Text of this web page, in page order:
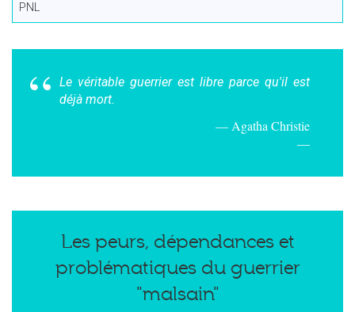
PNL
Le véritable guerrier est libre parce qu'il est
déjà mort.
Agatha Christie
Les peurs, dépendances et
problématiques du guerrier
"malsain"